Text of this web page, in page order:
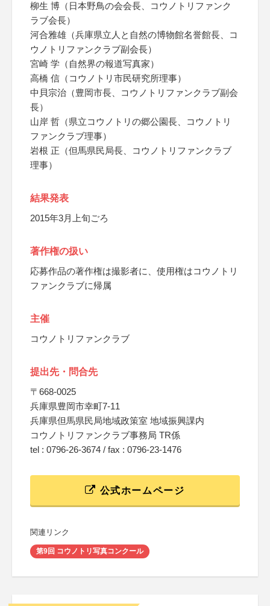
柳生 博（日本野鳥の会会長、コウノトリファンク
ラブ会長）
河合雅雄（兵庫県立人と自然の博物館名誉館長、コ
ウノトリファンクラブ副会長）
宮崎 学（自然界の報道写真家）
高橋 信（コウノトリ市民研究所理事）
中貝宗治（豊岡市長、コウノトリファンクラブ副会
長）
山岸 哲（県立コウノトリの郷公園長、コウノトリ
ファンクラブ理事）
岩根 正（但馬県民局長、コウノトリファンクラブ
理事）
結果発表
2015年3月上旬ごろ
著作権の扱い
応募作品の著作権は撮影者に、使用権はコウノトリ
ファンクラブに帰属
主催
コウノトリファンクラブ
提出先・問合先
〒668-0025
兵庫県豊岡市幸町7-11
兵庫県但馬県民局地域政策室 地域振興課内
コウノトリファンクラブ事務局 TR係
tel : 0796-26-3674 / fax : 0796-23-1476
公式ホームページ
関連リンク
第9回 コウノトリ写真コンクール